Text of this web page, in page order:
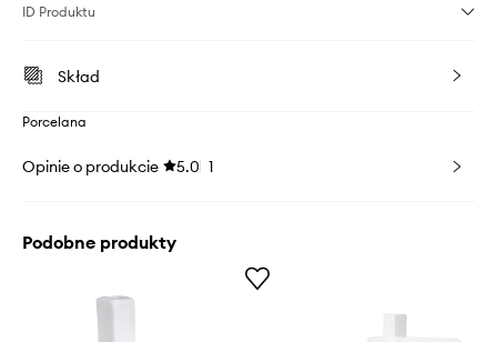
ID Produktu
Skład
Porcelana
Opinie o produkcie 5.0 1
Podobne produkty